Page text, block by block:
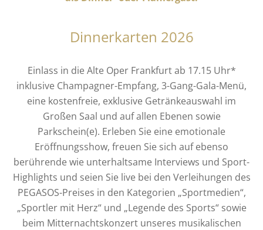
Dinnerkarten 2026
Einlass in die Alte Oper Frankfurt ab 17.15 Uhr*
inklusive Champagner-Empfang, 3-Gang-Gala-Menü,
eine kostenfreie, exklusive Getränkeauswahl im
Großen Saal und auf allen Ebenen sowie
Parkschein(e). Erleben Sie eine emotionale
Eröffnungsshow, freuen Sie sich auf ebenso
berührende wie unterhaltsame Interviews und Sport-
Highlights und seien Sie live bei den Verleihungen des
PEGASOS-Preises in den Kategorien „Sportmedien“,
„Sportler mit Herz“ und „Legende des Sports“ sowie
beim Mitternachtskonzert unseres musikalischen